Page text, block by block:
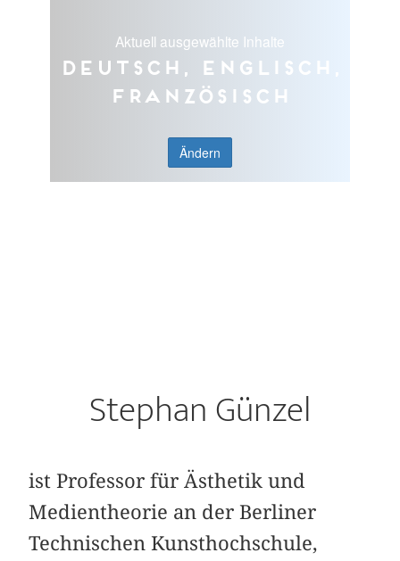
Aktuell ausgewählte Inhalte
Deutsch, Englisch,
Französisch
Ändern
Stephan Günzel
ist Professor für Ästhetik und
Medientheorie an der Berliner
Technischen Kunsthochschule,